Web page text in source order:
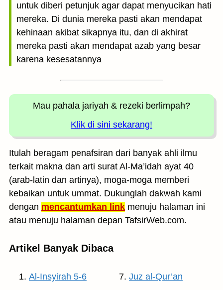
untuk diberi petunjuk agar dapat menyucikan hati
mereka. Di dunia mereka pasti akan mendapat
kehinaan akibat sikapnya itu, dan di akhirat
mereka pasti akan mendapat azab yang besar
karena kesesatannya
Mau pahala jariyah & rezeki berlimpah?
Klik di sini sekarang!
Itulah beragam penafsiran dari banyak ahli ilmu
terkait makna dan arti surat Al-Ma’idah ayat 40
(arab-latin dan artinya), moga-moga memberi
kebaikan untuk ummat. Dukunglah dakwah kami
dengan mencantumkan link menuju halaman ini
atau menuju halaman depan TafsirWeb.com.
Artikel Banyak Dibaca
Al-Insyirah 5-6 Juz al-Qur’an